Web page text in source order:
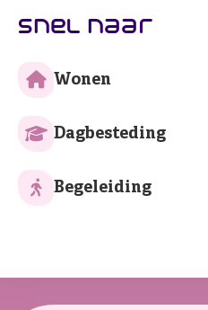
snel naar
Wonen
Dagbesteding
Begeleiding